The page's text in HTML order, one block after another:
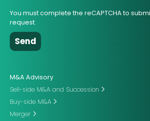
You must complete the reCAPTCHA to
request.
M&A Advisory
Sell-side M&A and Succession
Buy-side M&A
Merger